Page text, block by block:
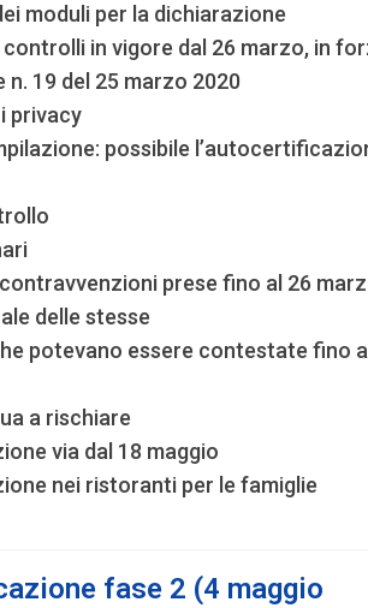
moduli per la dichiarazione
controlli in vigore dal 26 marzo, in
n. 19 del 25 marzo 2020
privacy
possibile
prese fino al 26
delle stesse
potevano essere contestate fino
a rischiare
via dal 18 maggio
nei ristoranti per le famiglie
fase 2 (4 maggio